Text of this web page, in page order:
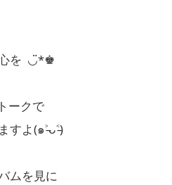
心を ◡̈︎*♚︎
ークで
すよ(๑˃̵ᴗ˂̵)
ムを見に